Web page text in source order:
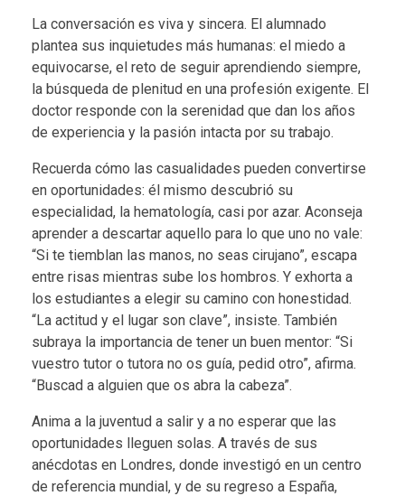
La conversación es viva y sincera. El alumnado
plantea sus inquietudes más humanas: el miedo a
equivocarse, el reto de seguir aprendiendo siempre,
la búsqueda de plenitud en una profesión exigente. El
doctor responde con la serenidad que dan los años
de experiencia y la pasión intacta por su trabajo.
Recuerda cómo las casualidades pueden convertirse
en oportunidades: él mismo descubrió su
especialidad, la hematología, casi por azar. Aconseja
aprender a descartar aquello para lo que uno no vale:
“Si te tiemblan las manos, no seas cirujano”, escapa
entre risas mientras sube los hombros. Y exhorta a
los estudiantes a elegir su camino con honestidad.
“La actitud y el lugar son clave”, insiste. También
subraya la importancia de tener un buen mentor: “Si
vuestro tutor o tutora no os guía, pedid otro”, afirma.
“Buscad a alguien que os abra la cabeza”.
Anima a la juventud a salir y a no esperar que las
oportunidades lleguen solas. A través de sus
anécdotas en Londres, donde investigó en un centro
de referencia mundial, y de su regreso a España,